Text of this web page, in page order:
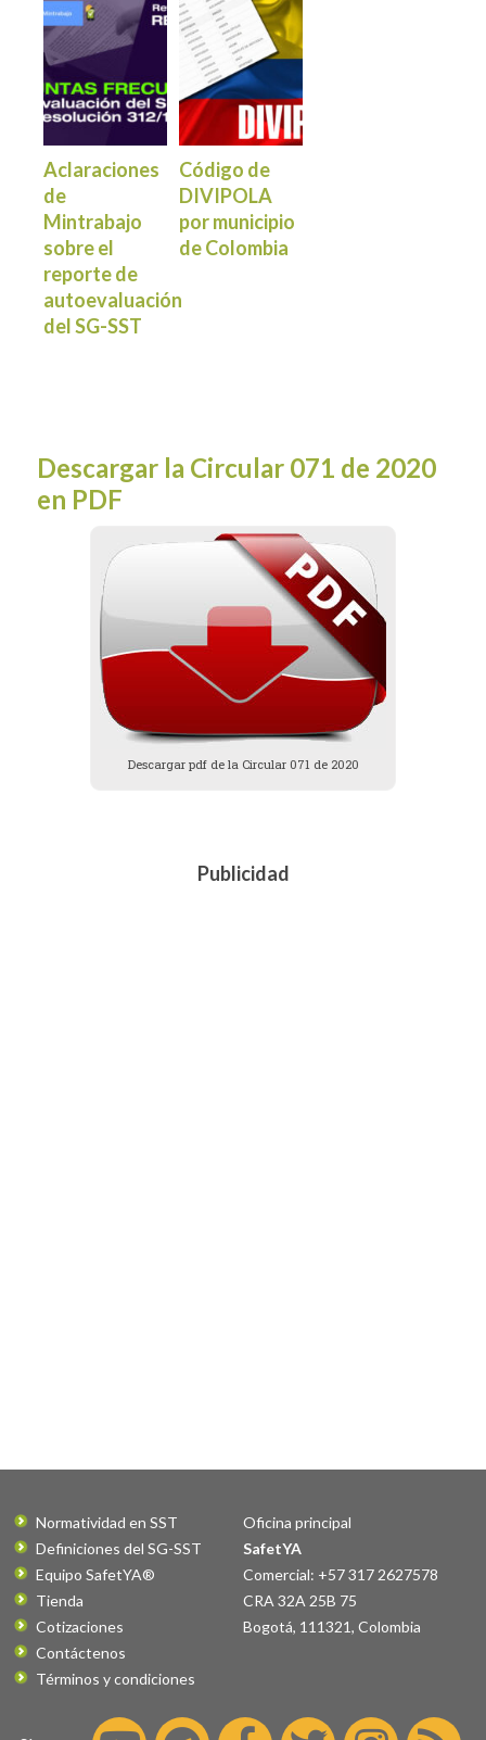
Aclaraciones
de
Mintrabajo
sobre el
reporte de
autoevaluación
del SG-SST
Código de
DIVIPOLA
por municipio
de Colombia
Descargar la Circular 071 de 2020
en PDF
Descargar pdf de la Circular 071 de 2020
Publicidad
Normatividad en SST
Definiciones del SG-SST
Equipo SafetYA®
Tienda
Cotizaciones
Contáctenos
Términos y condiciones
Oficina principal
SafetYA
Comercial: +57 317 2627578
CRA 32A 25B 75
Bogotá, 111321, Colombia